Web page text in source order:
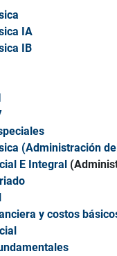
IA
IB
(Administración
E Integral
y costos